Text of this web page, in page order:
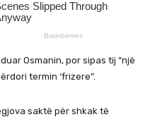
Osmanin, por sipas tij “një
termin ‘frizere”.
saktë për shkak të